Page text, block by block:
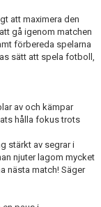
att maximera den
gå igenom matchen
förbereda spelarna
sätt att spela fotboll,
av och kämpar
hålla fokus trots
stärkt av segrar i
njuter lagom mycket
nästa match! Säger